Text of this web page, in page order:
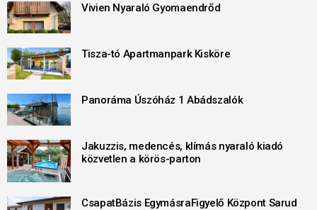
Vivien Nyaraló Gyomaendrőd
Tisza-tó Apartmanpark Kisköre
Panoráma Úszóház 1 Abádszalók
Jakuzzis, medencés, klímás nyaraló kiadó
közvetlen a körös-parton
CsapatBázis EgymásraFigyelő Központ Sarud